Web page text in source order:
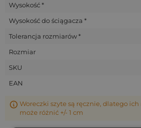
Wysokość *
Wysokość do ściągacza *
Tolerancja rozmiarów *
Rozmiar
SKU
EAN
Woreczki szyte są ręcznie, dlatego
może różnić +/- 1 cm